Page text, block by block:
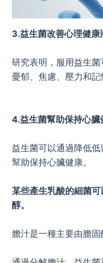
3.益生菌改善心理健康
研究表明，服用益生
憂郁、焦慮、壓力和記
4.益生菌幫助保持心臟
益生菌可以通過降低
幫助保持心臟健康。
某些產生乳酸的細菌
醇。
膽汁是一種主要由膽固